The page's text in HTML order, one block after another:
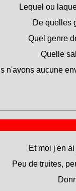
Lequel ou
De quelles
Quel genre
Quelle
n'avons aucune
Et moi j'en
Peu de truites,